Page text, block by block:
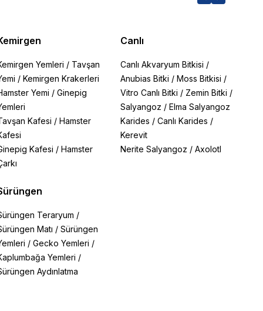
Yemleri / Tavşan
/ Kemirgen Krakerleri
Yemi / Ginepig
Kafesi / Hamster
Kafesi / Hamster
Teraryum /
Matı / Sürüngen
/ Gecko Yemleri /
Yemleri /
Aydınlatma
Canlı
Canlı Akvaryum Bitkisi /
Anubias Bitki /Moss Bitkisi /
Vitro Canlı Bitki / Zemin Bitki /
Salyangoz /Elma Salyangoz
Karides /Canlı Karides /
Kerevit
Nerite Salyangoz /Axolotl